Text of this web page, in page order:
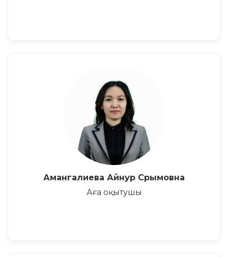
Амангалиева Айнур Срымовна
Аға оқытушы